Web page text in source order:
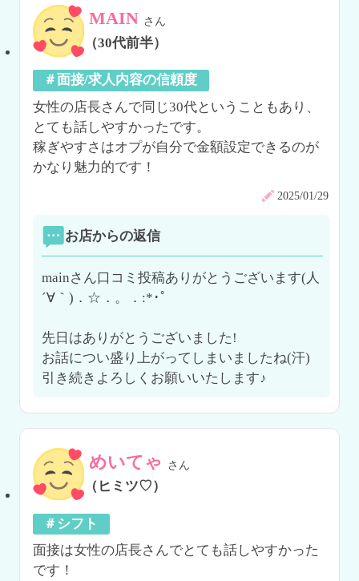
MAIN さん
（30代前半）
＃面接/求人内容の信頼度
女性の店長さんで同じ30代ということもあり、
とても話しやすかったです。
稼ぎやすさはオプが自分で金額設定できるのが
2025/01/29
お店からの返信
mainさん口コミ投稿ありがとうございます(人
´∀｀)．☆．。．:*･ﾟ
先日はありがとうございました!
お話につい盛り上がってしまいましたね(汗)
引き続きよろしくお願いいたします♪
めいてゃ さん
（ヒミツ♡）
＃シフト
面接は女性の店長さんでとても話しやすかった
です！